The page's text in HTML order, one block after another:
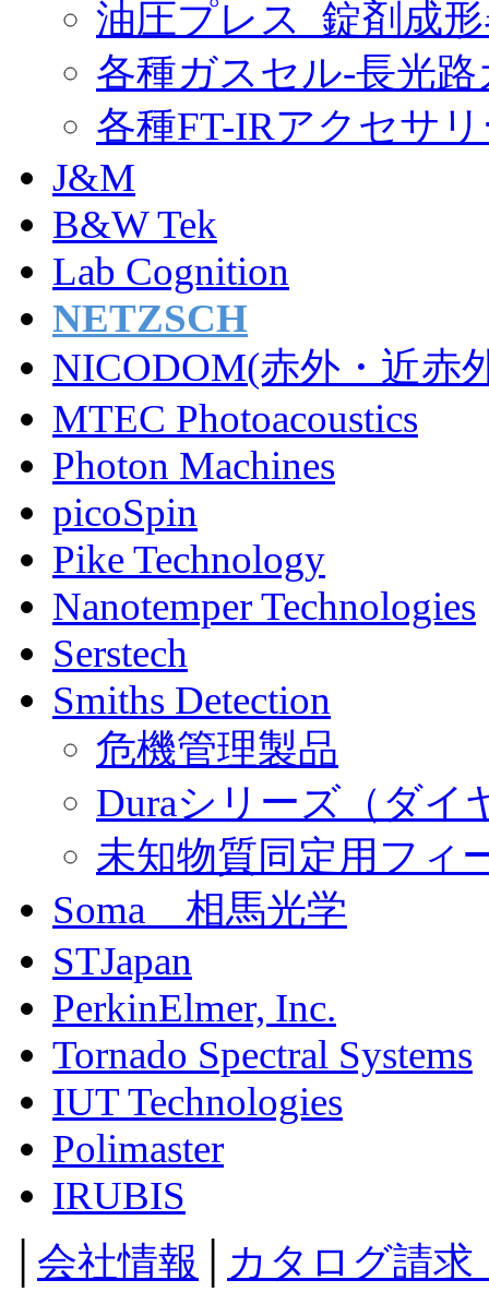
油圧プレス_錠剤成
各種ガスセル-長光
各種FT-IRアクセサ
J&M
B&W Tek
Lab Cognition
NETZSCH
NICODOM(赤外・近赤
MTEC Photoacoustics
Photon Machines
picoSpin
Pike Technology
Nanotemper Technologies
Serstech
Smiths Detection
危機管理製品
Duraシリーズ（ダイ
未知物質同定用フィ
Soma 相馬光学
STJapan
PerkinElmer, Inc.
Tornado Spectral Systems
IUT Technologies
Polimaster
IRUBIS
会社情報
カタログ請